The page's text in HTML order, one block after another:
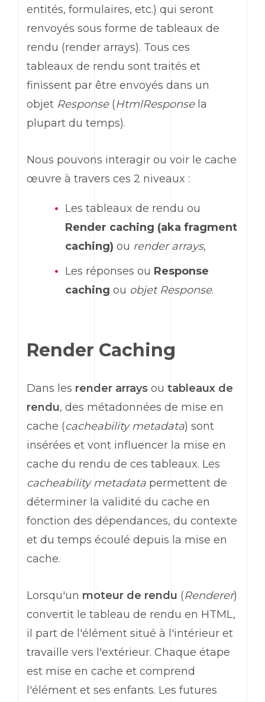
entités, formulaires, etc.) qui seront
renvoyés sous forme de tableaux de
rendu (render arrays). Tous ces
tableaux de rendu sont traités et
finissent par être envoyés dans un
objet Response(HtmlResponsela
plupart du temps).
Nous pouvons interagir ou voir le cache
œuvre à travers ces 2 niveaux :
Les tableaux de rendu ou
Render caching (aka fragment
caching) ou render arrays,
Les réponses ou Response
caching ou objet Response.
Render Caching
Dans les render arrays ou tableaux de
rendu, des métadonnées de mise en
cache (cacheability metadata) sont
insérées et vont influencer la mise en
cache du rendu de ces tableaux. Les
cacheability metadata permettent de
déterminer la validité du cache en
fonction des dépendances, du contexte
et du temps écoulé depuis la mise en
cache.
Lorsqu'un moteur de rendu (Renderer)
convertit le tableau de rendu en HTML,
il part de l'élément situé à l'intérieur et
travaille vers l'extérieur. Chaque étape
est mise en cache et comprend
l'élément et ses enfants. Les futures